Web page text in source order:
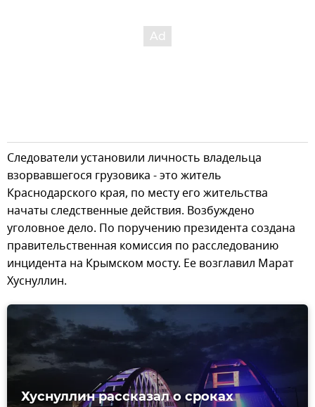
Следователи установили личность владельца
взорвавшегося грузовика - это житель
Краснодарского края, по месту его жительства
начаты следственные действия. Возбуждено
уголовное дело. По поручению президента создана
правительственная комиссия по расследованию
инцидента на Крымском мосту. Ее возглавил Марат
Хуснуллин.
Хуснуллин рассказал о сроках